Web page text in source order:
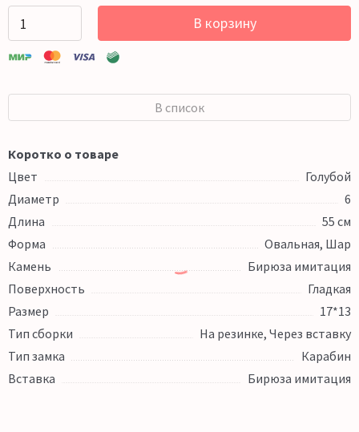
В корзину
В список
Коротко о товаре
Цвет
Голубой
Диаметр
6
Длина
55 см
Форма
Овальная, Шар
Камень
Бирюза имитация
Поверхность
Гладкая
Размер
17*13
Тип сборки
На резинке, Через вставку
Тип замка
Карабин
Вставка
Бирюза имитация